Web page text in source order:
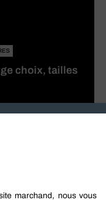
choix, tailles